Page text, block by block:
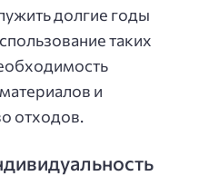
долгие годы
таких
и
отходов.